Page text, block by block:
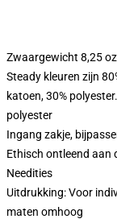
Zwaargewicht 8,25
Steady kleuren zijn
katoen, 30%
polyester
Ingang zakje,
Ethisch ontleend aan
Needities
Uitdrukking: Voor
maten omhoog